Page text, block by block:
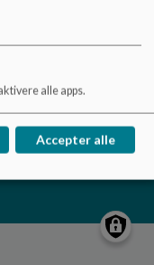
alle apps.
Accepter alle